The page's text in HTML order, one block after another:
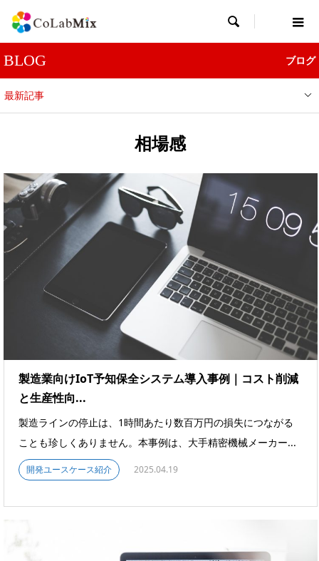

BLOG ブログ
最新記事
相場感
製造業向けIoT予知保全システム導入事例｜コスト削減
と生産性向...
製造ラインの停止は、1時間あたり数百万円の損失につながる
ことも珍しくありません。本事例は、大手精密機械メーカー...
開発ユースケース紹介 2025.04.19